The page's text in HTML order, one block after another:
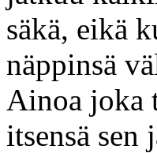
säkä, eikä
näppinsä
Ainoa joka
itsensä sen